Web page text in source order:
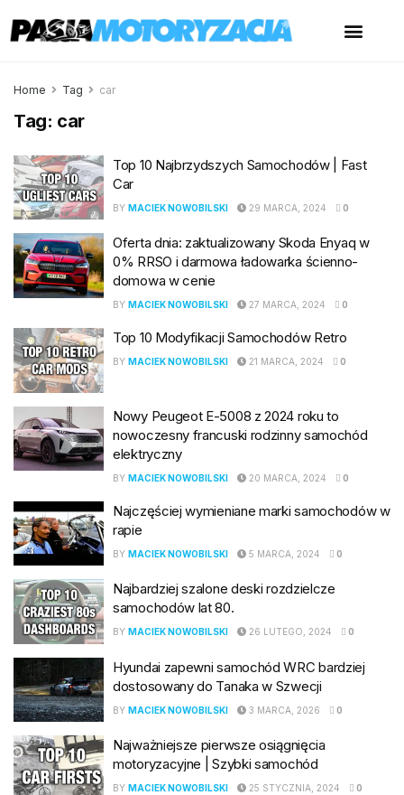
Home Tag car
Tag: car
Top 10 Najbrzydszych Samochodów | Fast
Car
BY MACIEK NOWOBILSKI 29 MARCA, 2024 0
Oferta dnia: zaktualizowany Skoda Enyaq w
0% RRSO i darmowa ładowarka ścienno-
domowa w cenie
BY MACIEK NOWOBILSKI 27 MARCA, 2024 0
Top 10 Modyfikacji Samochodów Retro
BY MACIEK NOWOBILSKI 21 MARCA, 2024 0
Nowy Peugeot E-5008 z 2024 roku to
nowoczesny francuski rodzinny samochód
elektryczny
BY MACIEK NOWOBILSKI 20 MARCA, 2024 0
Najczęściej wymieniane marki samochodów w
rapie
BY MACIEK NOWOBILSKI 5 MARCA, 2024 0
Najbardziej szalone deski rozdzielcze
samochodów lat 80.
BY MACIEK NOWOBILSKI 26 LUTEGO, 2024 0
Hyundai zapewni samochód WRC bardziej
dostosowany do Tanaka w Szwecji
BY MACIEK NOWOBILSKI 3 MARCA, 2026 0
Najważniejsze pierwsze osiągnięcia
motoryzacyjne | Szybki samochód
BY MACIEK NOWOBILSKI 25 STYCZNIA, 2024 0